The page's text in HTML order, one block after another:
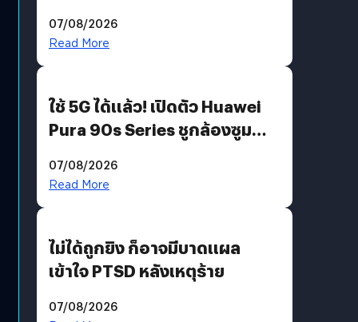
บริโภคและ B2B
07/08/2026
Read More
ใช้ 5G ได้แล้ว! เปิดตัว Huawei
Pura 90s Series ชูกล้องซูม
07/08/2026
Read More
ไม่ได้ถูกยิง ก็อาจมีบาดแผล
เข้าใจ PTSD หลังเหตุร้าย
07/08/2026